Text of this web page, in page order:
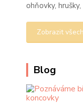
ohňovky, hrušky,
Zobrazit
Blog